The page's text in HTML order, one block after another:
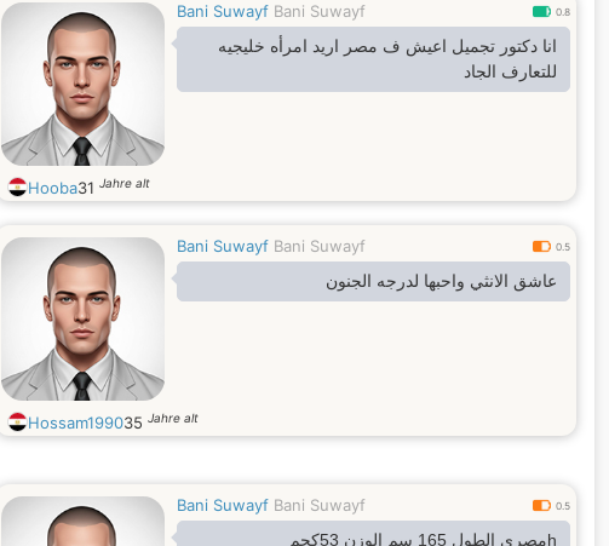
Bani Suwayf Bani Suwayf 0.8
انا دكتور تجميل اعيش ف مصر اريد امرأه خليجيه
للتعارف الجاد
Hooba31 Jahre alt
Bani Suwayf Bani Suwayf 0.5
عاشق الانثي واحبها لدرجه الجنون
Hossam199035 Jahre alt
Bani Suwayf Bani Suwayf 0.5
hمصرى الطول 165 سم الوزن 53كجم